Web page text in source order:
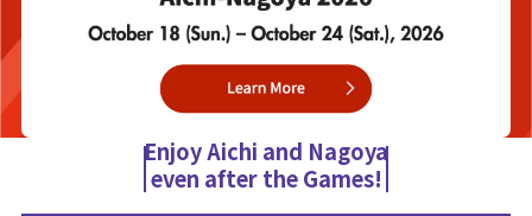
Enjoy Aichi and Nagoya
even after the Games!